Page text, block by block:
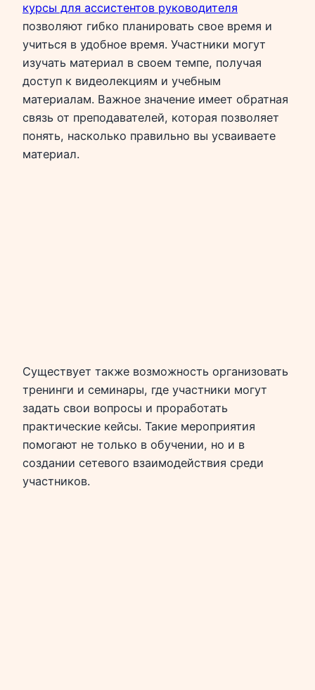
курсы для ассистентов руководителя
позволяют гибко планировать свое время и
учиться в удобное время. Участники могут
изучать материал в своем темпе, получая
доступ к видеолекциям и учебным
материалам. Важное значение имеет обратная
связь от преподавателей, которая позволяет
понять, насколько правильно вы усваиваете
материал.
Существует также возможность организовать
тренинги и семинары, где участники могут
задать свои вопросы и проработать
практические кейсы. Такие мероприятия
помогают не только в обучении, но и в
создании сетевого взаимодействия среди
участников.